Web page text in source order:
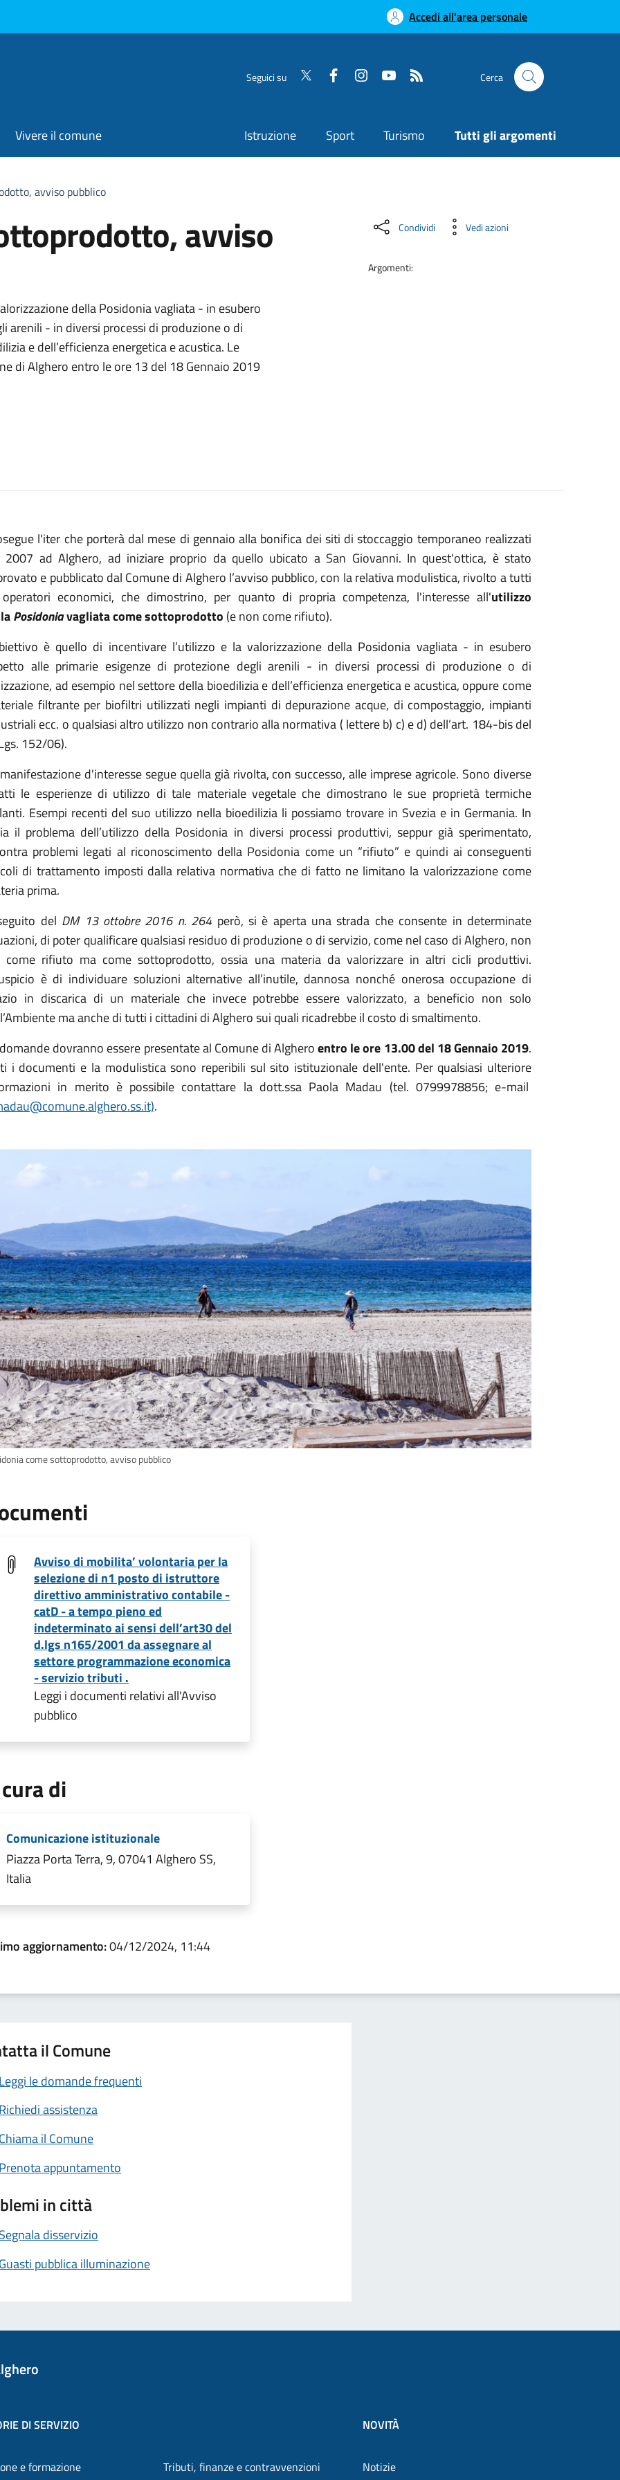
Accedi all'area personale
Seguici su Cerca
Vivere il comune Istruzione Sport Turismo Tutti gli argomenti
avviso pubblico
avviso
della Posidonia vagliata - in esubero
arenili - in diversi processi di produzione o di
e dell’efficienza energetica e acustica. Le
di Alghero entro le ore 13 del 18 Gennaio 2019
Condividi Vedi azioni
Argomenti:
l'iter che porterà dal mese di gennaio alla bonifica dei siti di stoccaggio temporaneo realizzati
2007 ad Alghero, ad iniziare proprio da quello ubicato a San Giovanni. In quest'ottica, è stato
e pubblicato dal Comune di Alghero l’avviso pubblico, con la relativa modulistica, rivolto a tutti
economici, che dimostrino, per quanto di propria competenza, l'interesse all'utilizzo
Posidoniavagliata come sottoprodotto (e non come rifiuto).
è quello di incentivare l’utilizzo e la valorizzazione della Posidonia vagliata - in esubero
alle primarie esigenze di protezione degli arenili - in diversi processi di produzione o di
ad esempio nel settore della bioedilizia e dell’efficienza energetica e acustica, oppure come
filtrante per biofiltri utilizzati negli impianti di depurazione acque, di compostaggio, impianti
ecc. o qualsiasi altro utilizzo non contrario alla normativa ( lettere b) c) e d) dell’art. 184-bis del
152/06).
d'interesse segue quella già rivolta, con successo, alle imprese agricole. Sono diverse
le esperienze di utilizzo di tale materiale vegetale che dimostrano le sue proprietà termiche
Esempi recenti del suo utilizzo nella bioedilizia li possiamo trovare in Svezia e in Germania. In
il problema dell’utilizzo della Posidonia in diversi processi produttivi, seppur già sperimentato,
problemi legati al riconoscimento della Posidonia come un “rifiuto” e quindi ai conseguenti
di trattamento imposti dalla relativa normativa che di fatto ne limitano la valorizzazione come
prima.
del DM 13 ottobre 2016 n. 264 però, si è aperta una strada che consente in determinate
di poter qualificare qualsiasi residuo di produzione o di servizio, come nel caso di Alghero, non
come rifiuto ma come sottoprodotto, ossia una materia da valorizzare in altri cicli produttivi.
è di individuare soluzioni alternative all’inutile, dannosa nonché onerosa occupazione di
in discarica di un materiale che invece potrebbe essere valorizzato, a beneficio non solo
ma anche di tutti i cittadini di Alghero sui quali ricadrebbe il costo di smaltimento.
dovranno essere presentate al Comune di Algheroentro le ore 13.00 del 18 Gennaio 2019.
i documenti e la modulistica sono reperibili sul sito istituzionale dell'ente. Per qualsiasi ulteriore
in merito è possibile contattare la dott.ssa Paola Madau (tel. 0799978856; e-mail
.
come sottoprodotto, avviso pubblico
Avviso di mobilita’ volontaria per la
selezione di n1 posto di istruttore
direttivo amministrativo contabile -
catD - a tempo pieno ed
indeterminato ai sensi dell’art30 del
d.lgs n165/2001 da assegnare al
settore programmazione economica
- servizio tributi .
Leggi i documenti relativi all'Avviso
pubblico
di
Comunicazione istituzionale
Piazza Porta Terra, 9, 07041 Alghero SS,
Italia
aggiornamento:04/12/2024, 11:44
il Comune
le domande frequenti
assistenza
il Comune
appuntamento
in città
disservizio
pubblica illuminazione
DI SERVIZIO
e formazione Tributi, finanze e contravvenzioni
NOVITÀ
Notizie